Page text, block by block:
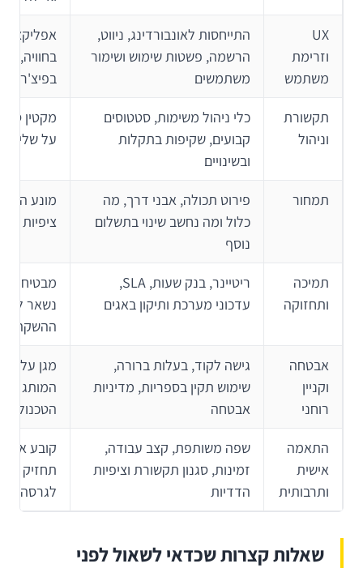
UX
וזרימת
משתמש
התייחסות לאונבורדינג, ניווט,
הרשמה, פשטות שימוש ושימור
משתמשים
בחוויה,
בפיצ'רים
תקשורת
וניהול
כלי ניהול משימות, סטטוסים
קבועים, שקיפות בתקלות
ובשינויים
מקטין
על שליטה
תמחור
פירוט תכולה, אבני דרך, מה
כלול ומה נחשב שינוי בתשלום
נוסף
מונע
ציפיות
תמיכה
ותחזוקה
ריטיינר, בנק שעות, SLA,
עדכוני מערכת ותיקון באגים
מבטיח
נשאר
ההשקה
אבטחה
וקניין
רוחני
גישה לקוד, בעלות ברורה,
שימוש תקין בספריות, מדיניות
אבטחה
מגן על
המותג
התאמה
אישית
ותרבותית
שפה משותפת, קצב עבודה,
זמינות, סגנון תקשורת וציפיות
הדדיות
קובע אם
תחזיק
לגרסה
שאלות קצרות שכדאי לשאול לפני